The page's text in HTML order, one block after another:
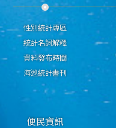
性別統計專區
統計名詞解釋
資料發布時間
海巡統計書刊
便民資訊